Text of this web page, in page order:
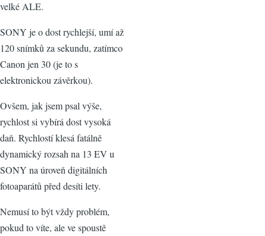
velké ALE.
SONY je o dost rychlejší, umí až
120 snímků za sekundu, zatímco
Canon jen 30 (je to s
elektronickou závěrkou).
Ovšem, jak jsem psal výše,
rychlost si vybírá dost vysoká
daň. Rychlostí klesá fatálně
dynamický rozsah na 13 EV u
SONY na úroveň digitálních
fotoaparátů před desíti lety.
Nemusí to být vždy problém,
pokud to víte, ale ve spoustě